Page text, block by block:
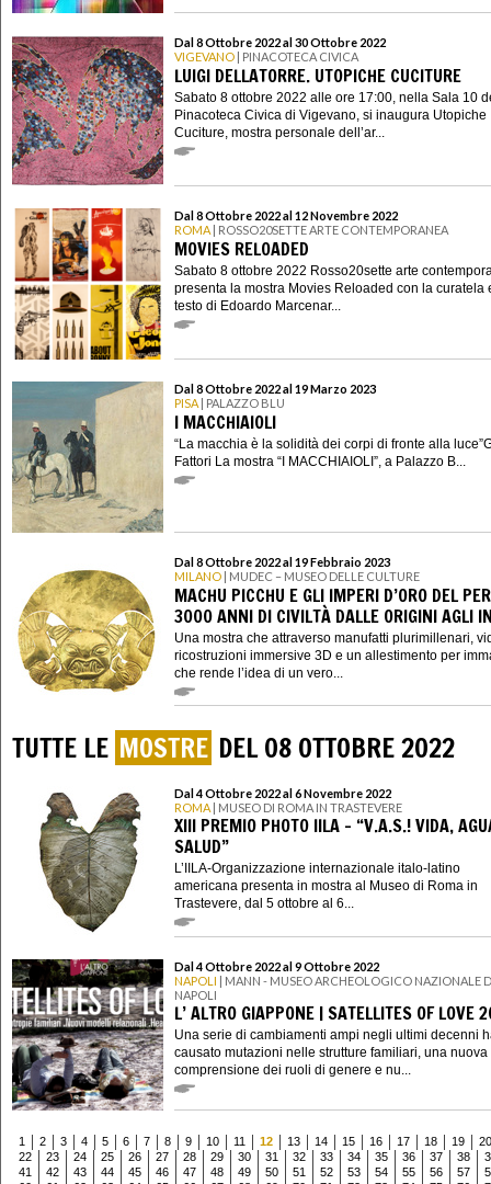
Dal 8 Ottobre 2022 al 30 Ottobre 2022
VIGEVANO | PINACOTECA CIVICA
LUIGI DELLATORRE. UTOPICHE CUCITURE
Sabato 8 ottobre 2022 alle ore 17:00, nella Sala 10
Pinacoteca Civica di Vigevano, si inaugura Utopiche
Cuciture, mostra personale dell’ar...
Dal 8 Ottobre 2022 al 12 Novembre 2022
ROMA | ROSSO20SETTE ARTE CONTEMPORANEA
MOVIES RELOADED
Sabato 8 ottobre 2022 Rosso20sette arte
presenta la mostra Movies Reloaded con la curatela
testo di Edoardo Marcenar...
Dal 8 Ottobre 2022 al 19 Marzo 2023
PISA | PALAZZO BLU
I MACCHIAIOLI
“La macchia è la solidità dei corpi di fronte alla
Fattori La mostra “I MACCHIAIOLI”, a Palazzo B...
Dal 8 Ottobre 2022 al 19 Febbraio 2023
MILANO | MUDEC – MUSEO DELLE CULTURE
MACHU PICCHU E GLI IMPERI D’ORO DEL
3000 ANNI DI CIVILTÀ DALLE ORIGINI AGLI
Una mostra che attraverso manufatti plurimillenari,
ricostruzioni immersive 3D e un allestimento per
che rende l’idea di un vero...
TUTTE LE MOSTRE DEL 08 OTTOBRE 2022
Dal 4 Ottobre 2022 al 6 Novembre 2022
ROMA | MUSEO DI ROMA IN TRASTEVERE
XIII PREMIO PHOTO IILA – “V.A.S.! VIDA,
SALUD”
L’IILA-Organizzazione internazionale italo-latino
americana presenta in mostra al Museo di Roma in
Trastevere, dal 5 ottobre al 6...
Dal 4 Ottobre 2022 al 9 Ottobre 2022
NAPOLI | MANN - MUSEO ARCHEOLOGICO NAZIONALE
NAPOLI
L’ ALTRO GIAPPONE | SATELLITES OF LOVE
Una serie di cambiamenti ampi negli ultimi decenni
causato mutazioni nelle strutture familiari, una nuova
comprensione dei ruoli di genere e nu...
1 2 3 4 5 6 7 8 9 10 11 12 13 14 15 16 17 18 19
20
22
23 24 25 26 27 28 29 30 31 32 33 34 35 36 37 38
41
42 43 44 45 46 47 48 49 50 51 52 53 54 55 56 57